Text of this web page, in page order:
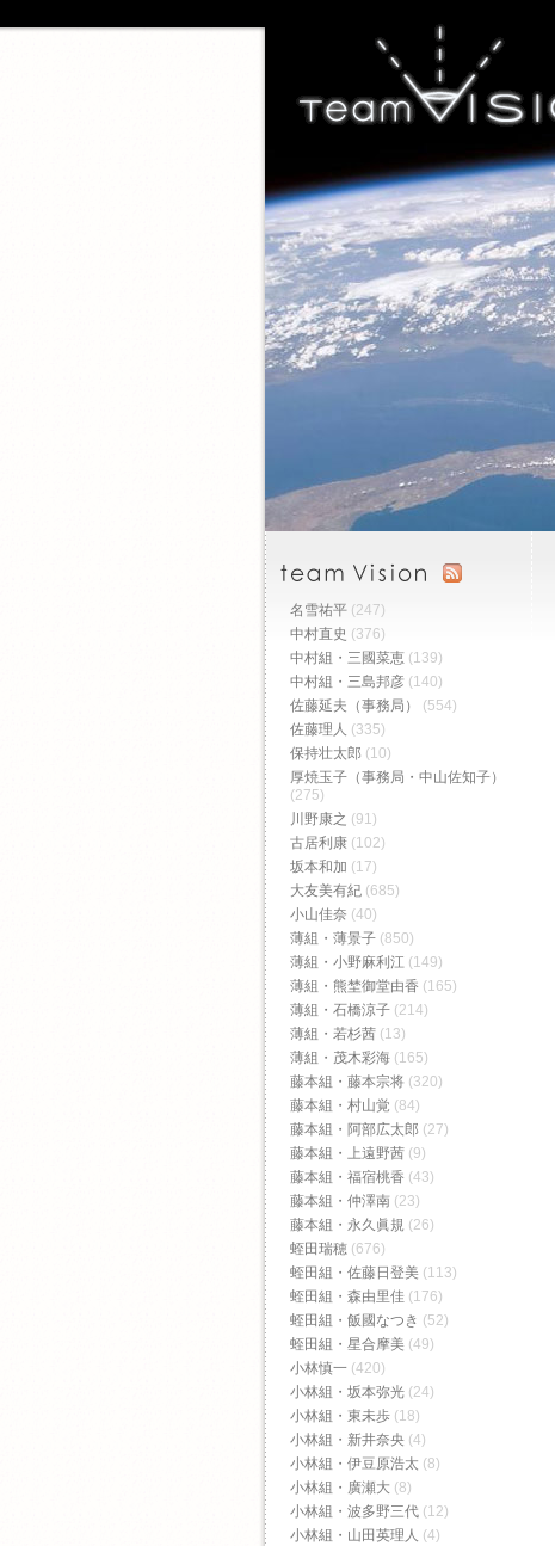
名雪祐平 (247)
中村直史 (376)
中村組・三國菜恵 (139)
中村組・三島邦彦 (140)
佐藤延夫（事務局）
(554)
佐藤理人 (335)
保持壮太郎 (10)
厚焼玉子（事務局・中山佐知子）
(275)
川野康之 (91)
古居利康 (102)
坂本和加 (17)
大友美有紀 (685)
小山佳奈 (40)
薄組・薄景子 (850)
薄組・小野麻利江 (149)
薄組・熊埜御堂由香 (165)
薄組・石橋涼子 (214)
薄組・若杉茜 (13)
薄組・茂木彩海 (165)
藤本組・藤本宗将 (320)
藤本組・村山覚 (84)
藤本組・阿部広太郎 (27)
藤本組・上遠野茜 (9)
藤本組・福宿桃香‬ (43)
藤本組・仲澤南 (23)
藤本組・永久眞規 (26)
蛭田瑞穂 (676)
蛭田組・佐藤日登美 (113)
蛭田組・森由里佳 (176)
蛭田組・飯國なつき (52)
蛭田組・星合摩美 (49)
小林慎一 (420)
小林組・坂本弥光 (24)
小林組・東未歩 (18)
小林組・新井奈央 (4)
小林組・伊豆原浩太 (8)
小林組・廣瀬大 (8)
小林組・波多野三代 (12)
小林組・山田英理人 (4)